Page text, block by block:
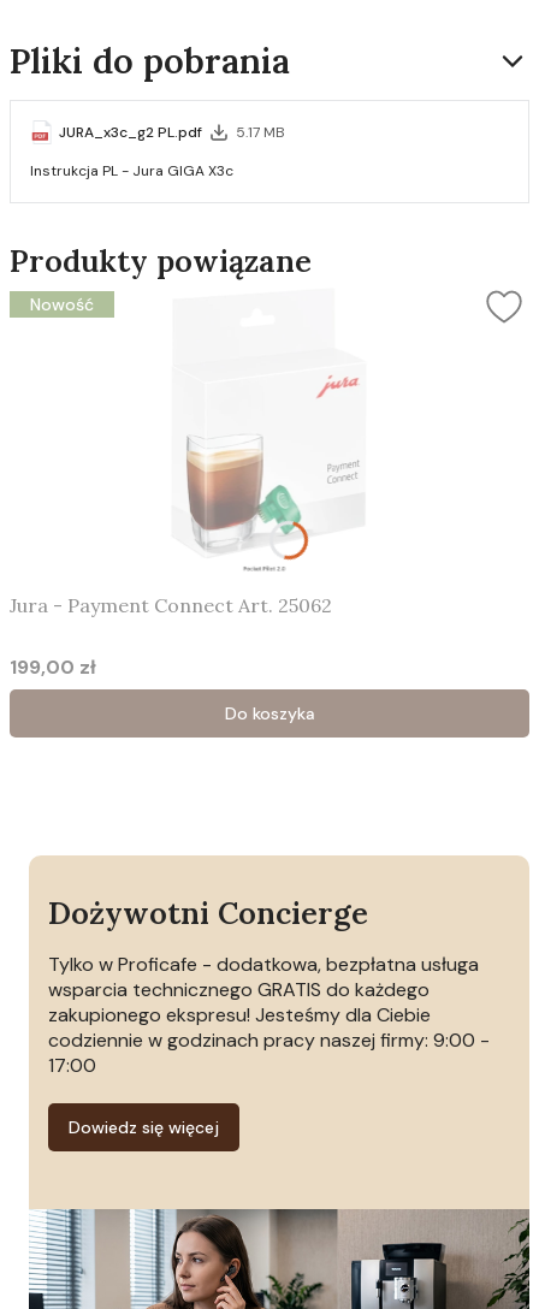
Pliki do pobrania
JURA_x3c_g2 PL.pdf
5.17 MB
Instrukcja PL - Jura GIGA X3c
Produkty powiązane
Nowość
Jura - Payment Connect Art. 25062
Cena
199,00 zł
Do koszyka
Dożywotni Concierge
Tylko w Proficafe - dodatkowa, bezpłatna usługa
wsparcia technicznego GRATIS do każdego
zakupionego ekspresu! Jesteśmy dla Ciebie
codziennie w godzinach pracy naszej firmy: 9:00 -
17:00
Dowiedz się więcej